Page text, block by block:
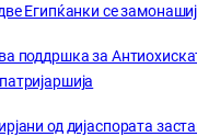
Египќанки се
поддршка за
од дијаспората